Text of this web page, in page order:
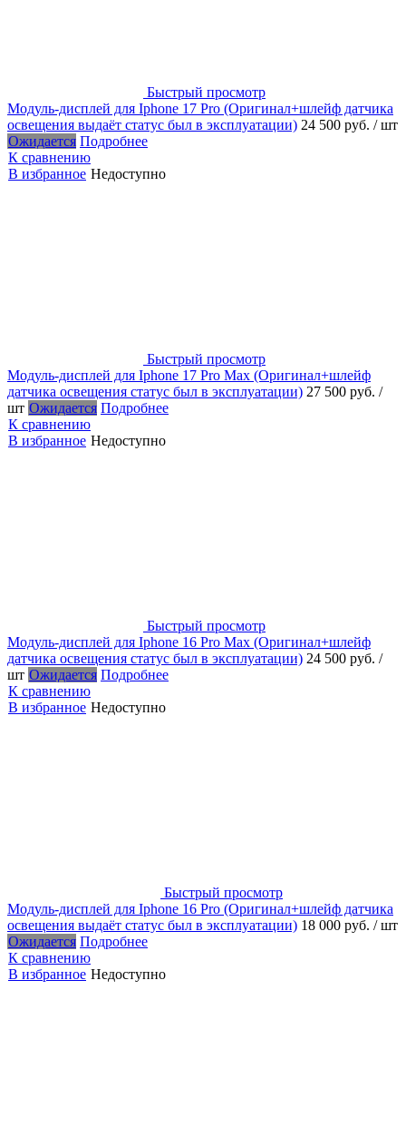
Быстрый просмотр
Модуль-дисплей для Iphone 17 Pro (Оригинал+шлейф датчика
освещения выдаёт статус был в эксплуатации) 24 500 руб. / шт
Ожидается Подробнее
К сравнению
В избранное Недоступно
Быстрый просмотр
Модуль-дисплей для Iphone 17 Pro Max (Оригинал+шлейф
датчика освещения статус был в эксплуатации) 27 500 руб. /
шт Ожидается Подробнее
К сравнению
В избранное Недоступно
Быстрый просмотр
Модуль-дисплей для Iphone 16 Pro Max (Оригинал+шлейф
датчика освещения статус был в эксплуатации) 24 500 руб. /
шт Ожидается Подробнее
К сравнению
В избранное Недоступно
Быстрый просмотр
Модуль-дисплей для Iphone 16 Pro (Оригинал+шлейф датчика
освещения выдаёт статус был в эксплуатации) 18 000 руб. / шт
Ожидается Подробнее
К сравнению
В избранное Недоступно